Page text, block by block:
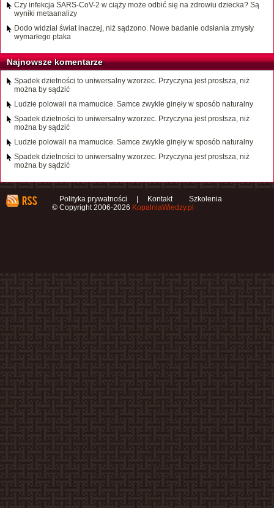
Czy infekcja SARS-CoV-2 w ciąży może odbić się na zdrowiu dziecka? Są
wyniki metaanalizy
Dodo widział świat inaczej, niż sądzono. Nowe badanie odsłania zmysły
wymarłego ptaka
Najnowsze komentarze
Spadek dzietności to uniwersalny wzorzec. Przyczyna jest prostsza, niż
można by sądzić
Ludzie polowali na mamucice. Samce zwykle ginęły w sposób naturalny
Spadek dzietności to uniwersalny wzorzec. Przyczyna jest prostsza, niż
można by sądzić
Ludzie polowali na mamucice. Samce zwykle ginęły w sposób naturalny
Spadek dzietności to uniwersalny wzorzec. Przyczyna jest prostsza, niż
można by sądzić
Polityka prywatności Kontakt
Szkolenia
© Copyright 2006-2026 KopalniaWiedzy.pl